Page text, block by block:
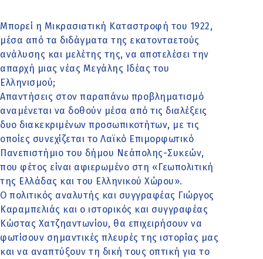
Μπορεί η Μικρασιατική Καταστροφή του 1922,
μέσα από τα διδάγματα της εκατονταετούς
ανάλυσης και μελέτης της, να αποτελέσει την
απαρχή μιας νέας Μεγάλης Ιδέας του
Ελληνισμού;
Απαντήσεις στον παραπάνω προβληματισμό
αναμένεται να δοθούν μέσα από τις διαλέξεις
δυο διακεκριμένων προσωπικοτήτων, με τις
οποίες συνεχίζεται το Λαϊκό Επιμορφωτικό
Πανεπιστήμιο του δήμου Νεάπολης-Συκεών,
που φέτος είναι αφιερωμένο στη «Γεωπολιτική
της Ελλάδας και του Ελληνικού Χώρου».
Ο πολιτικός αναλυτής και συγγραφέας Γιώργος
Καραμπελιάς και ο ιστορικός και συγγραφέας
Κώστας Χατζηαντωνίου, θα επιχειρήσουν να
φωτίσουν σημαντικές πλευρές της ιστορίας μας
και να αναπτύξουν τη δική τους οπτική για το